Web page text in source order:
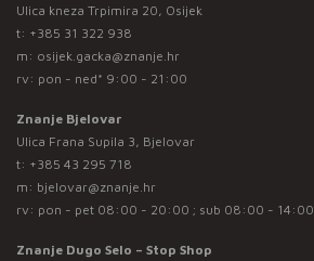
Ulica kneza Trpimira 20, Osijek
t: +385 31 322 938
m: osijek.gacka@znanje.hr
rv: pon - ned* 9:00 - 21:00
Znanje Bjelovar
Ulica Frana Supila 3, Bjelovar
t: +385 43 295 718
m: bjelovar@znanje.hr
rv: pon - pet 08:00 - 20:00 ; sub 08:00 - 14:00
Znanje Dugo Selo – Stop Shop